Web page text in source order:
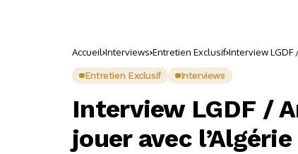
Accueil Interviews Entretien Exclusif Interview LGDF
Entretien Exclusif Interviews
Interview LGDF /
jouer avec